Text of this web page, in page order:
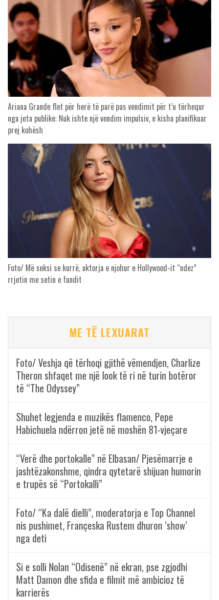
Ariana Grande flet për herë të parë pas vendimit për t’u tërhequr
nga jeta publike: Nuk ishte një vendim impulsiv, e kisha planifikuar
prej kohësh
Foto/ Më seksi se kurrë, aktorja e njohur e Hollywood-it “ndez”
rrjetin me setin e fundit
ME TË LEXUARAT
Foto/ Veshja që tërhoqi gjithë vëmendjen, Charlize
Theron shfaqet me një look të ri në turin botëror
të “The Odyssey”
Shuhet legjenda e muzikës flamenco, Pepe
Habichuela ndërron jetë në moshën 81-vjeçare
“Verë dhe portokalle” në Elbasan/ Pjesëmarrje e
jashtëzakonshme, qindra qytetarë shijuan humorin
e trupës së “Portokalli”
Foto/ “Ka dalë dielli”, moderatorja e Top Channel
nis pushimet, Françeska Rustem dhuron ‘show’
nga deti
Si e solli Nolan “Odisenë” në ekran, pse zgjodhi
Matt Damon dhe sfida e filmit më ambicioz të
karrierës